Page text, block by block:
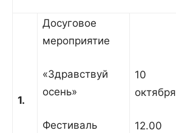
1.
Досуговое
мероприятие
«Здравствуй
осень»
Фестиваль
10
октября
12.00